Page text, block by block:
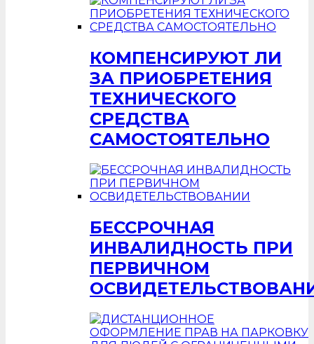
КОМПЕНСИРУЮТ ЛИ
ЗА ПРИОБРЕТЕНИЯ
ТЕХНИЧЕСКОГО
СРЕДСТВА
САМОСТОЯТЕЛЬНО
БЕССРОЧНАЯ
ИНВАЛИДНОСТЬ ПРИ
ПЕРВИЧНОМ